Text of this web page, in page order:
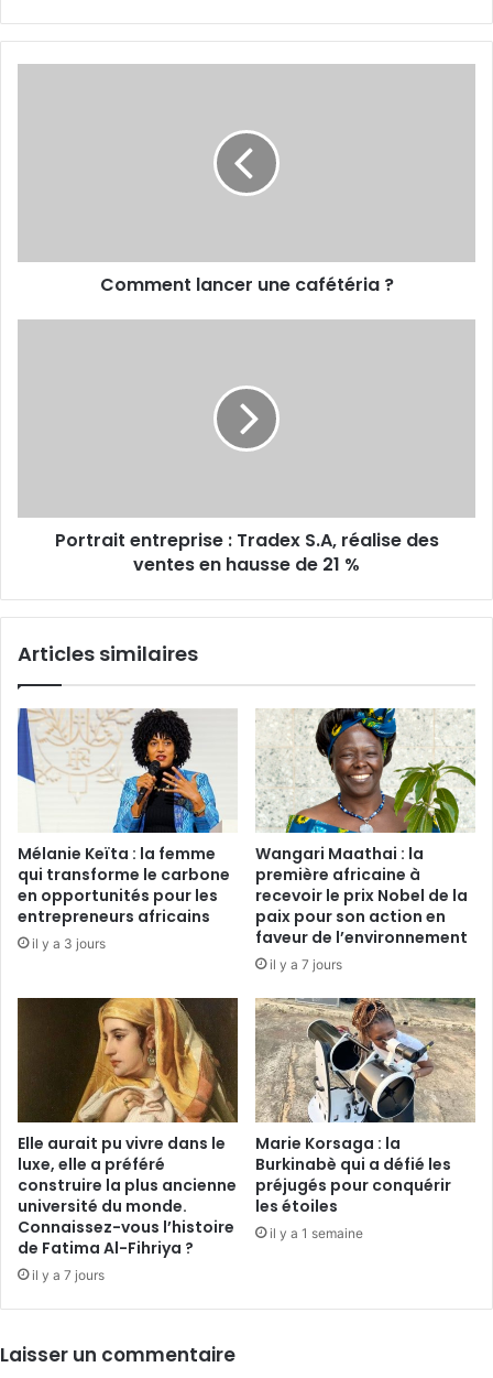
Comment lancer une cafétéria ?
en
haussePortrait entreprise : Tradex S.A, réalise des
ventes en hausse de 21 %
Articles similaires
Mélanie Keïta : la femme
qui transforme le carbone
en opportunités pour les
entrepreneurs africains
il y a 3 jours
Wangari Maathai : la
première africaine à
recevoir le prix Nobel de la
paix pour son action en
faveur de l’environnement
il y a 7 jours
Elle aurait pu vivre dans le
luxe, elle a préféré
construire la plus ancienne
université du monde.
Connaissez-vous l’histoire
de Fatima Al-Fihriya ?
il y a 7 jours
Marie Korsaga : la
Burkinabè qui a défié les
préjugés pour conquérir
les étoiles
il y a 1 semaine
Laisser un commentaire